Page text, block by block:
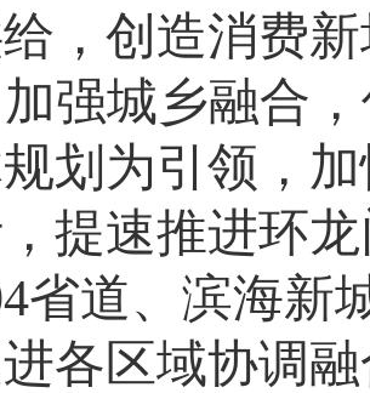
，创造消费
强城乡融合
划为引领，
提速推进环
省道、滨海新
各区域协调